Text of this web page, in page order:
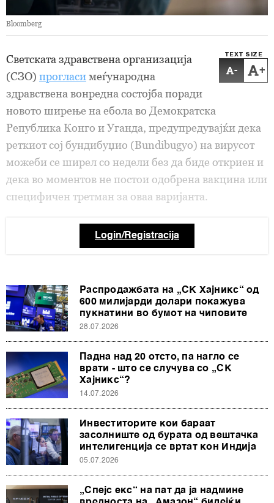
Bloomberg
TEXT SIZE
- +
Светската здравствена организација
(СЗО) прогласимеѓународна
здравствена вонредна состојба поради
новото ширење на ебола во Демократска
Република Конго и Уганда, предупредувајќи дека
реткиот сој бундибуџио (Bundibugyo) на вирусот
можеби се ширел со недели без да биде откриен и
дека во моментов не постои одобрена вакцина или
специфичен третман за оваа варијанта.
Login/Registracija
Распродажбата на „СК Хајникс“ од
600 милијарди долари покажува
пукнатини во бумот на чиповите
28.07.2026
Падна над 20 отсто, па нагло се
врати - што се случува со „СК
Хајникс“?
14.07.2026
Инвеститорите кои бараат
засолниште од бурата од вештачка
интелигенција се вртат кон Индија
05.07.2026
„Спејс екс“ на пат да ја надмине